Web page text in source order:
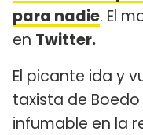
para nadie. El
en Twitter.
El picante ida y
taxista de
infumable en la